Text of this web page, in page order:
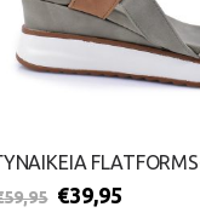
59,95 €39,95